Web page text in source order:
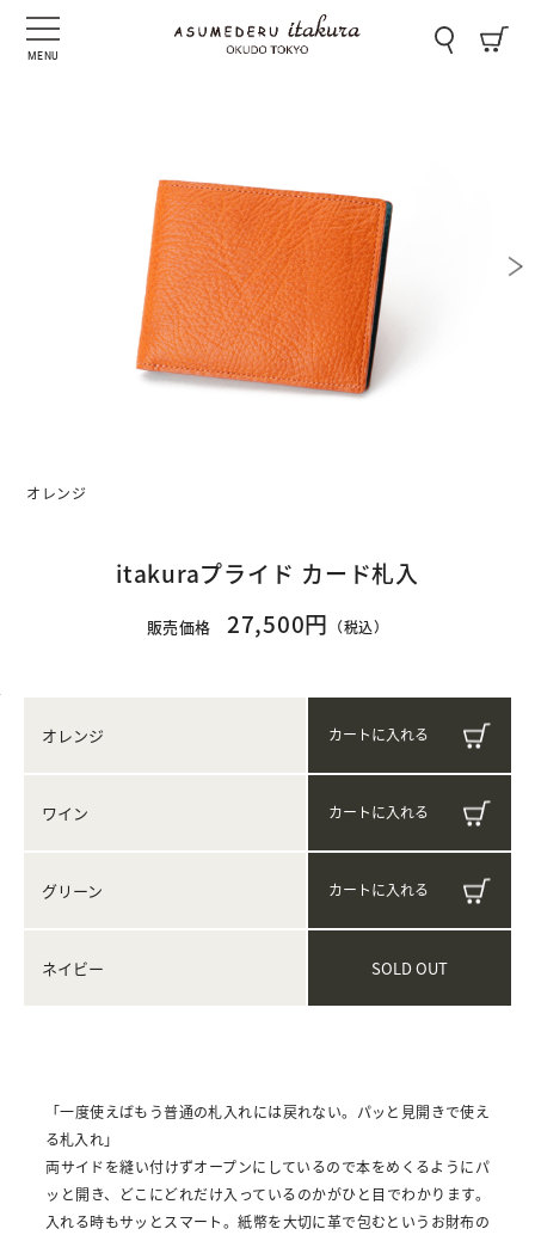
MENU
オレンジ
itakuraプライド カード札入
販売価格 27,500円 （税込）
オレンジ
ワイン
グリーン
ネイビー SOLD OUT
「一度使えばもう普通の札入れには戻れない。パッと見開きで使え
る札入れ」
両サイドを縫い付けずオープンにしているので本をめくるようにパ
ッと開き、どこにどれだけ入っているのかがひと目でわかります。
入れる時もサッとスマート。紙幣を大切に革で包むというお財布の